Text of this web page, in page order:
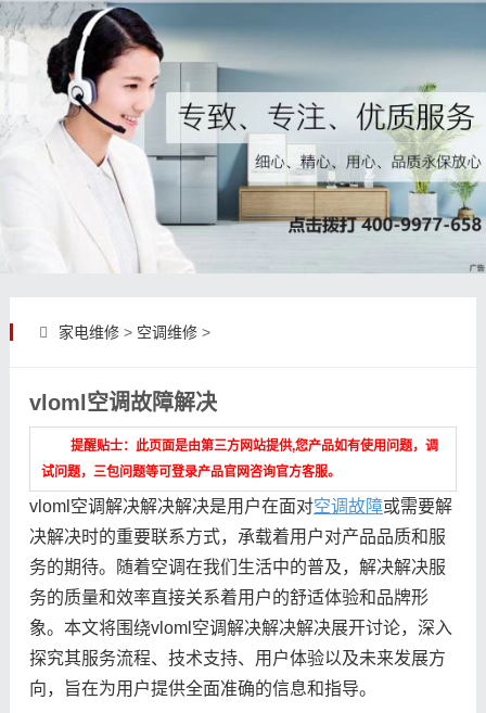
家电维修> 空调维修>
vloml空调故障解决
提醒贴士：此页面是由第三方网站提供,您产品如有使用问题，调
试问题，三包问题等可登录产品官网咨询官方客服。
vloml空调解决解决解决是用户在面对空调故障或需要解
决解决时的重要联系方式，承载着用户对产品品质和服
务的期待。随着空调在我们生活中的普及，解决解决服
务的质量和效率直接关系着用户的舒适体验和品牌形
象。本文将围绕vloml空调解决解决解决展开讨论，深入
探究其服务流程、技术支持、用户体验以及未来发展方
向，旨在为用户提供全面准确的信息和指导。